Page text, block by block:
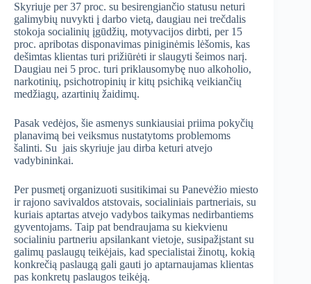
Skyriuje per 37 proc. su besirengiančio statusu neturi
galimybių nuvykti į darbo vietą, daugiau nei trečdalis
stokoja socialinių įgūdžių, motyvacijos dirbti, per 15
proc. apribotas disponavimas piniginėmis lėšomis, kas
dešimtas klientas turi prižiūrėti ir slaugyti šeimos narį.
Daugiau nei 5 proc. turi priklausomybę nuo alkoholio,
narkotinių, psichotropinių ir kitų psichiką veikiančių
medžiagų, azartinių žaidimų.
Pasak vedėjos, šie asmenys sunkiausiai priima pokyčių
planavimą bei veiksmus nustatytoms problemoms
šalinti. Su jais skyriuje jau dirba keturi atvejo
vadybininkai.
Per pusmetį organizuoti susitikimai su Panevėžio miesto
ir rajono savivaldos atstovais, socialiniais partneriais, su
kuriais aptartas atvejo vadybos taikymas nedirbantiems
gyventojams. Taip pat bendraujama su kiekvienu
socialiniu partneriu apsilankant vietoje, susipažįstant su
galimų paslaugų teikėjais, kad specialistai žinotų, kokią
konkrečią paslaugą gali gauti jo aptarnaujamas klientas
pas konkretų paslaugos teikėją.